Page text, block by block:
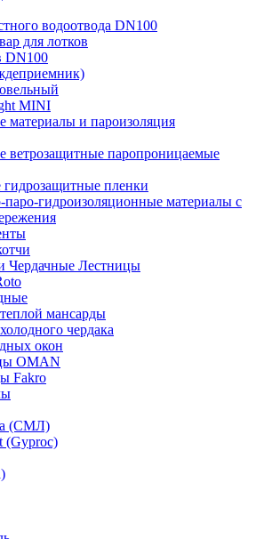
водоотвода DN100
для лотков
DN100
MINI
материалы и пароизоляция
ветрозащитные паропроницаемые
пленки
гидроизоляционные материалы с
Чердачные Лестницы
мансарды
чердака
окон
OMAN
Fakro
(СМЛ)
(Gyproc)